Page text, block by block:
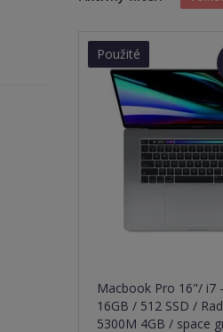
Použité
Macbook Pro 16"/ i7
16GB / 512 SSD /
5300M 4GB / space